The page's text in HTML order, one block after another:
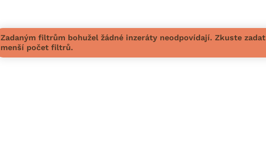
Zadaným filtrům bohužel žádné inzeráty neodpovídají. Zkuste zadat
menší počet filtrů.